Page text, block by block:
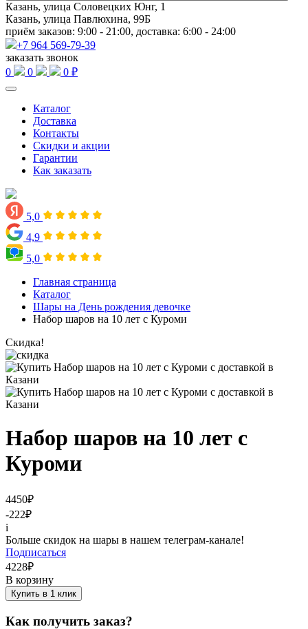
Казань, улица Соловецких Юнг, 1
Казань, улица Павлюхина, 99Б
приём заказов: 9:00 - 21:00, доставка: 6:00 - 24:00
+7 964 569-79-39
заказать звонок
0
0 0 ₽
Каталог
Доставка
Контакты
Скидки и акции
Гарантии
Как заказать
5,0
4,9
5,0
Главная страница
Каталог
Шары на День рождения девочке
Набор шаров на 10 лет с Куроми
Скидка!
Набор шаров на 10 лет с
Куроми
4450₽
-222₽
i
Больше скидок на шары в нашем телеграм-канале!
Подписаться
4228₽
В корзину
Купить в 1 клик
Как получить заказ?